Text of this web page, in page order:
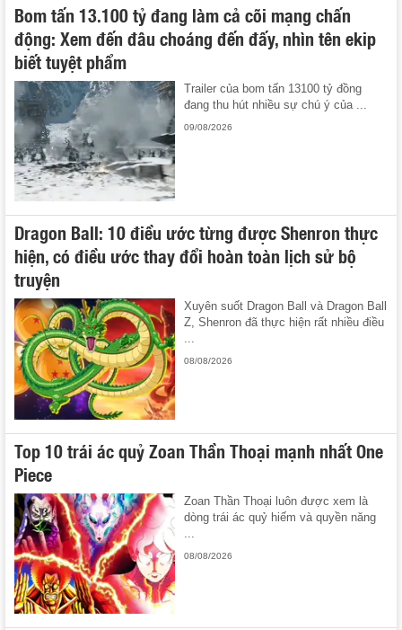
Bom tấn 13.100 tỷ đang làm cả cõi mạng chấn
động: Xem đến đâu choáng đến đấy, nhìn tên ekip
biết tuyệt phẩm
Trailer của bom tấn 13100 tỷ đồng
đang thu hút nhiều sự chú ý của ...
09/08/2026
Dragon Ball: 10 điều ước từng được Shenron thực
hiện, có điều ước thay đổi hoàn toàn lịch sử bộ
truyện
Xuyên suốt Dragon Ball và Dragon Ball
Z, Shenron đã thực hiện rất nhiều điều
...
08/08/2026
Top 10 trái ác quỷ Zoan Thần Thoại mạnh nhất One
Piece
Zoan Thần Thoại luôn được xem là
dòng trái ác quỷ hiếm và quyền năng
08/08/2026